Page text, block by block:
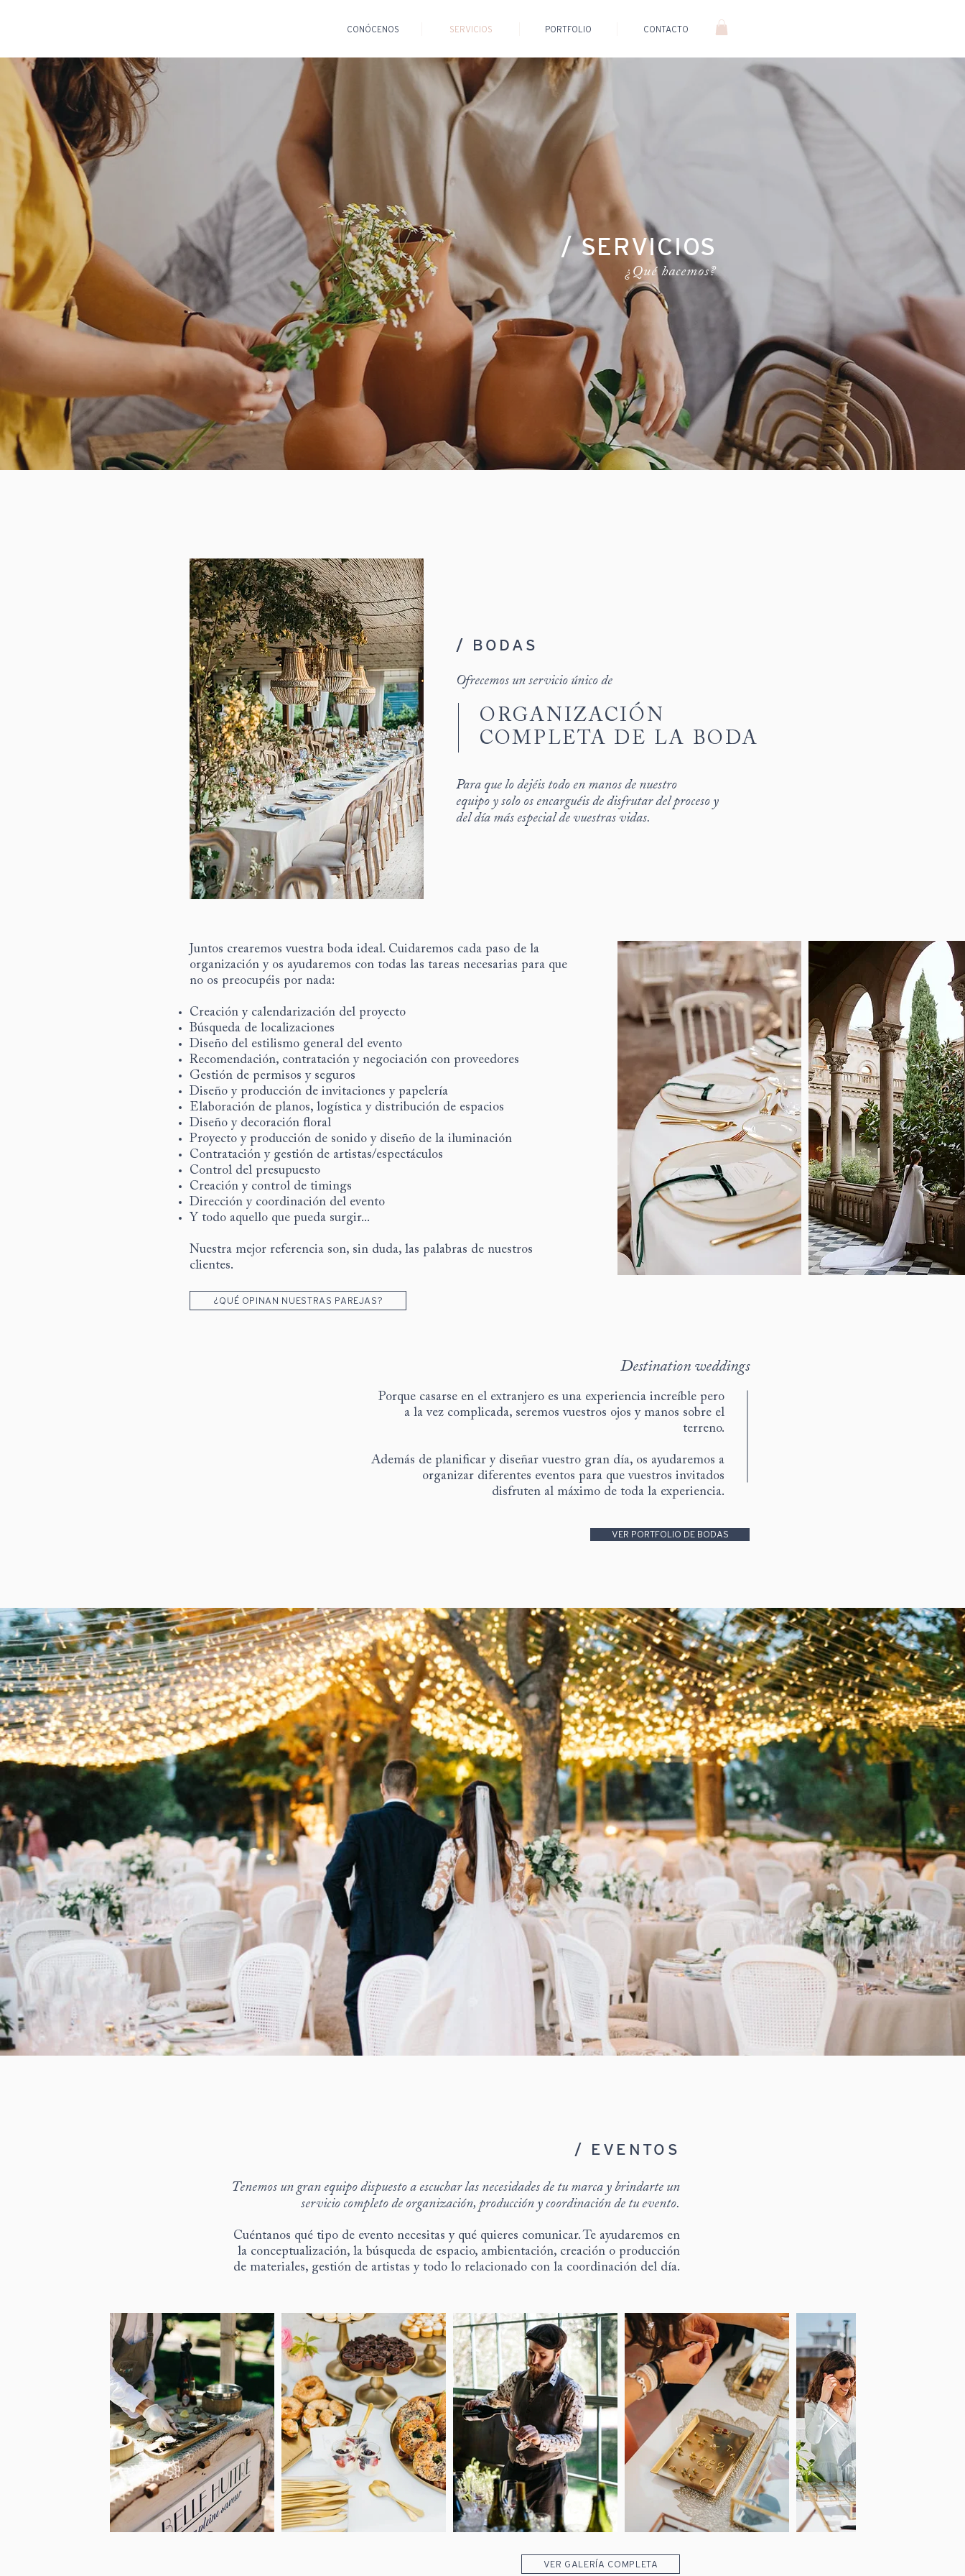
CONÓCENOS SERVICIOS PORTFOLIO CONTACTO
/ SERVICIOS
¿Qué hacemos?
/ BODAS
Juntos crearemos vuestra boda ideal. Cuidaremos cada paso de la
organización y os ayudaremos con todas las tareas necesarias para que
no os preocupéis por nada:
Creación y calendarización del proyecto
Búsqueda de localizaciones
Diseño del estilismo general del evento
Recomendación, contratación y negociación con proveedores
Gestión de permisos y seguros
Diseño y producción de invitaciones y papelería
Elaboración de planos, logística y distribución de espacios
Diseño y decoración floral
Proyecto y producción de sonido y diseño de la iluminación
Contratación y gestión de artistas/espectáculos
Control del presupuesto
Creación y control de timings
Dirección y coordinación del evento
Y todo aquello que pueda surgir...
Nuestra mejor referencia son, sin duda, las palabras de nuestros
clientes.
Ofrecemos un servicio único de
Para que lo dejéis todo en manos de nuestro
equipo y solo os encarguéis de disfrutar del proceso y
del día más especial de vuestras vidas.
ORGANIZACIÓN
COMPLETA DE LA BODA
¿QUÉ OPINAN NUESTRAS PAREJAS?
Destination weddings
Porque casarse en el extranjero es una experiencia increíble pero
a la vez complicada, seremos vuestros ojos y manos sobre el
terreno.
Además de planificar y diseñar vuestro gran día, os ayudaremos a
organizar diferentes eventos para que vuestros invitados
disfruten al máximo de toda la experiencia.
VER PORTFOLIO DE BODAS
/ EVENTOS
Tenemos un gran equipo dispuesto a escuchar las necesidades de tu marca y brindarte un
servicio completo de organización, producción y coordinación de tu evento.
Cuéntanos qué tipo de evento necesitas y qué quieres comunicar. Te ayudaremos en
la conceptualización, la búsqueda de espacio, ambientación, creación o producción
de materiales, gestión de artistas y todo lo relacionado con la coordinación del día.
VER GALERÍA COMPLETA